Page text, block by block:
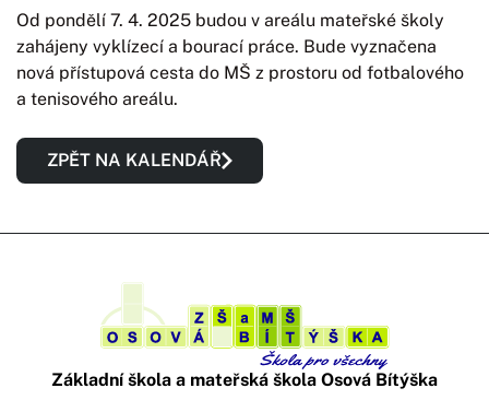
Od pondělí 7. 4. 2025 budou v areálu mateřské školy
zahájeny vyklízecí a bourací práce. Bude vyznačena
nová přístupová cesta do MŠ z prostoru od fotbalového
a tenisového areálu.
ZPĚT NA KALENDÁŘ
Základní škola a mateřská škola Osová Bítýška